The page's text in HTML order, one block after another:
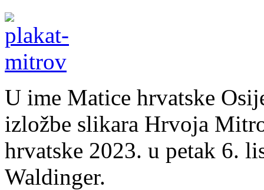
U ime Matice hrvatske
izložbe slikara Hrvoja
hrvatske 2023. u petak 6.
Waldinger.